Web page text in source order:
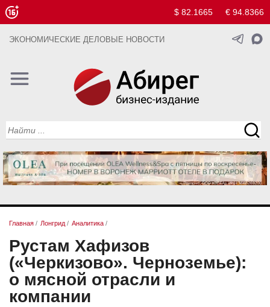
$ 82.1665 € 94.8366
ЭКОНОМИЧЕСКИЕ ДЕЛОВЫЕ НОВОСТИ
Главная / Лонгрид / Аналитика /
Рустам Хафизов
(«Черкизово». Черноземье):
о мясной отрасли и
компании